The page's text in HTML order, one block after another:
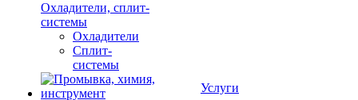
Охладители, сплит-
системы
Охладители
Сплит-
системы
Услуги